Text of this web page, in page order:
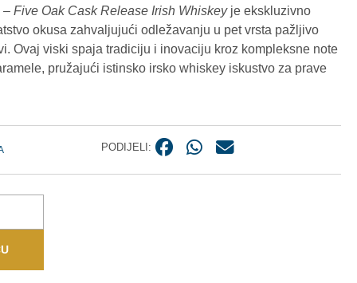
Five Oak Cask Release Irish Whiskeyje ekskluzivno
okusa zahvaljujući odležavanju u pet vrsta pažljivo
Ovaj viski spaja tradiciju i inovaciju kroz kompleksne note
pružajući istinsko irsko whiskey iskustvo za prave
PODIJELI: